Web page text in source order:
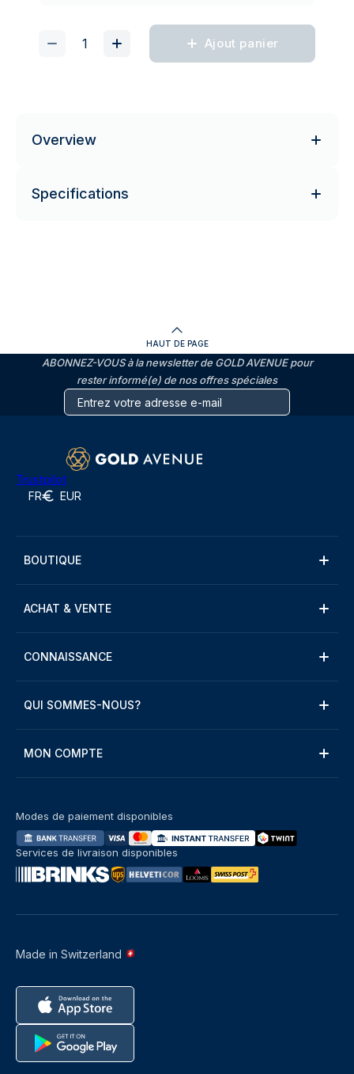
Ajout panier
Overview
Specifications
HAUT DE PAGE
ABONNEZ-VOUS à la newsletter de GOLD AVENUE pour
rester informé(e) de nos offres spéciales
Trustpilot
FR EUR
BOUTIQUE
ACHAT & VENTE
CONNAISSANCE
QUI SOMMES-NOUS?
MON COMPTE
Made in Switzerland
Modes de paiement disponibles
Services de livraison disponibles